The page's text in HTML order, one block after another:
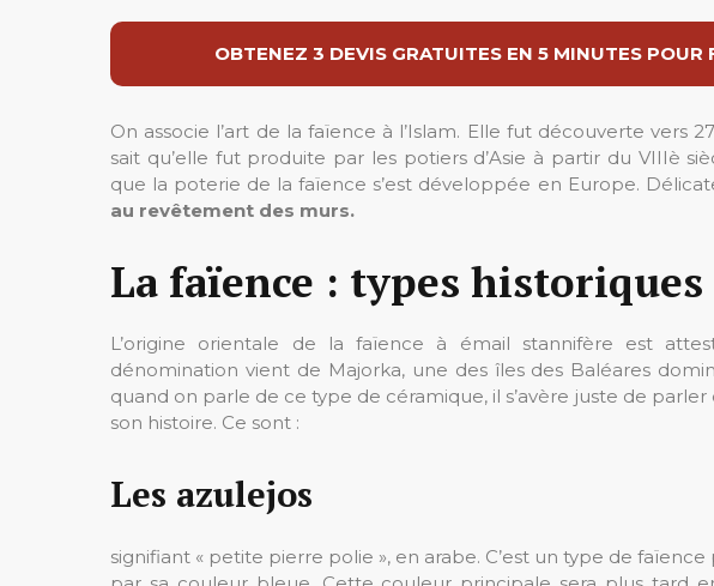
OBTENEZ 3 DEVIS GRATUITES EN 5 MINUTES POUR
On associe l’art de la faïence à l’Islam. Elle fut découverte vers
sait qu’elle fut produite par les potiers d’Asie à partir du VIIIè
que la poterie de la faïence s’est développée en Europe.
au revêtement des murs.
La faïence : types historiques
L’origine orientale de la faïence à émail stannifère est
dénomination vient de Majorka, une des îles des Baléares
quand on parle de ce type de céramique, il s’avère juste de
son histoire. Ce sont :
Les azulejos
signifiant « petite pierre polie », en arabe. C’est un type de